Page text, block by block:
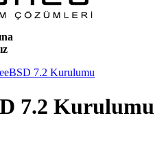
7.2 Kurulumu
7.2 Kurulumu